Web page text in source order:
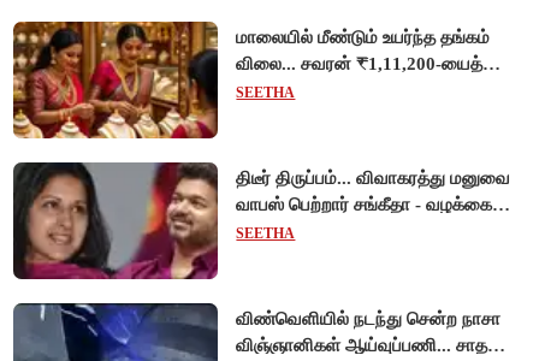
மாலையில் மீண்டும் உயர்ந்த தங்கம்
விலை... சவரன் ₹1,11,200-யைத்
தொட்டது!
SEETHA
திடீர் திருப்பம்... விவாகரத்து மனுவை
வாபஸ் பெற்றார் சங்கீதா - வழக்கை
முடித்து வைத்தது செங்கல்பட்டு
SEETHA
விண்வெளியில் நடந்து சென்ற நாசா
விஞ்ஞானிகள் ஆய்வுப்பணி... சாதனை